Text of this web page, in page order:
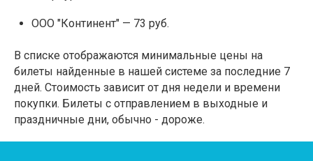
ООО "Континент" — 73 руб.
В списке отображаются минимальные цены на
билеты найденные в нашей системе за последние 7
дней. Стоимость зависит от дня недели и времени
покупки. Билеты с отправлением в выходные и
праздничные дни, обычно - дороже.